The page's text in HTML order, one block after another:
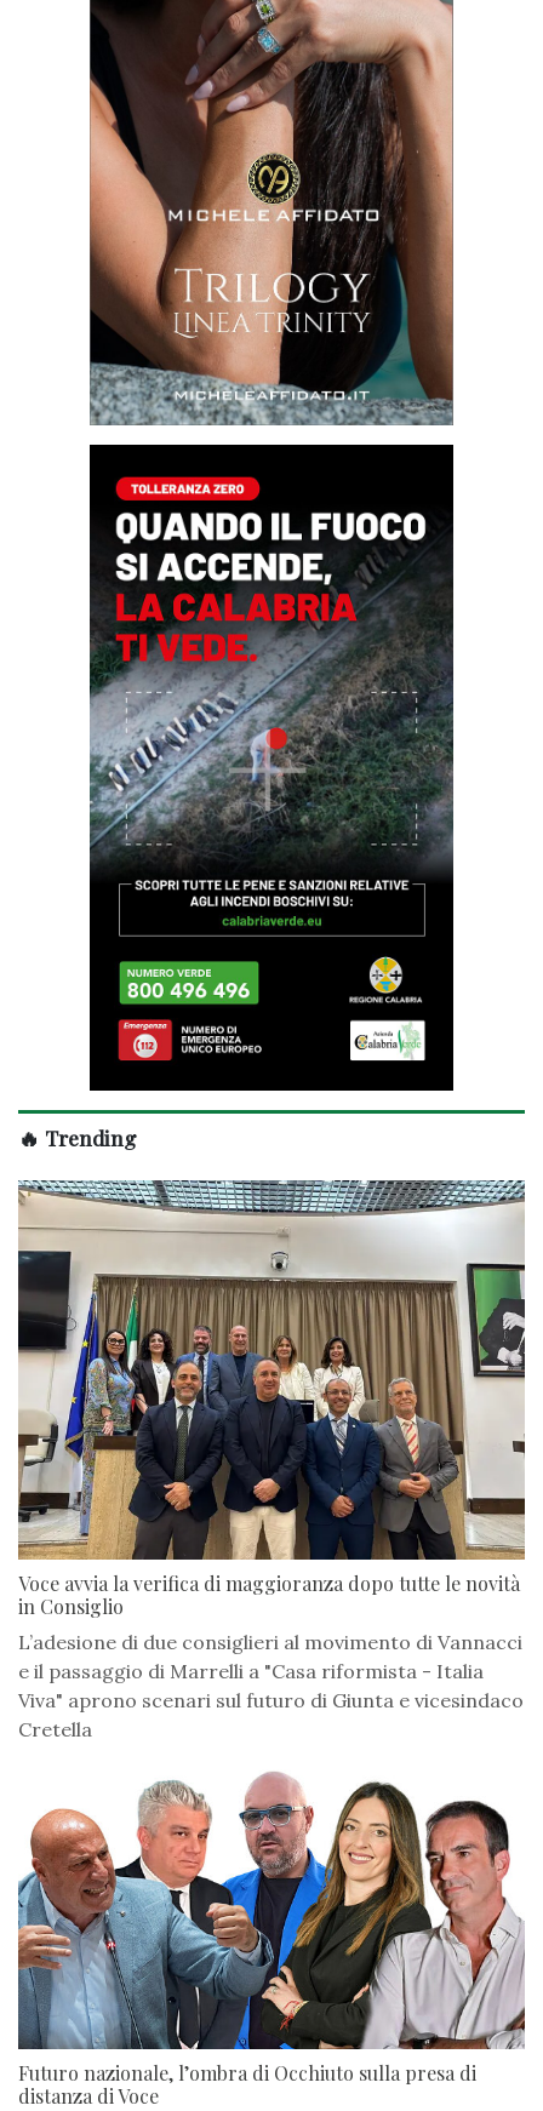
🔥 Trending
Voce avvia la verifica di maggioranza dopo tutte le novità
in Consiglio
L’adesione di due consiglieri al movimento di Vannacci
e il passaggio di Marrelli a "Casa riformista - Italia
Viva" aprono scenari sul futuro di Giunta e vicesindaco
Cretella
Futuro nazionale, l’ombra di Occhiuto sulla presa di
distanza di Voce